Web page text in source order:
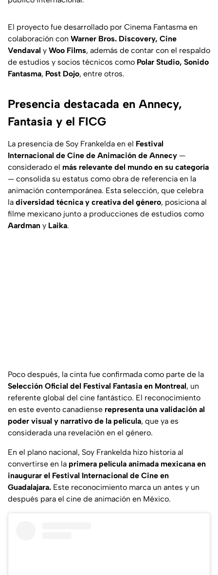
El proyecto fue desarrollado por Cinema Fantasma en
colaboración con Warner Bros. Discovery, Cine
Vendaval y Woo Films, además de contar con el respaldo
de estudios y socios técnicos como Polar Studio, Sonido
Fantasma, Post Dojo, entre otros.
Presencia destacada en Annecy,
Fantasia y el FICG
La presencia de Soy Frankelda en el Festival
Internacional de Cine de Animación de Annecy —
considerado el más relevante del mundo en su categoría
— consolida su estatus como obra de referencia en la
animación contemporánea. Esta selección, que celebra
la diversidad técnica y creativa del género, posiciona al
filme mexicano junto a producciones de estudios como
Aardman y Laika.
Poco después, la cinta fue confirmada como parte de la
Selección Oficial del Festival Fantasia en Montreal, un
referente global del cine fantástico. El reconocimiento
en este evento canadiense representa una validación al
poder visual y narrativo de la película, que ya es
considerada una revelación en el género.
En el plano nacional, Soy Frankelda hizo historia al
convertirse en la primera película animada mexicana en
inaugurar el Festival Internacional de Cine en
Guadalajara. Este reconocimiento marca un antes y un
después para el cine de animación en México.